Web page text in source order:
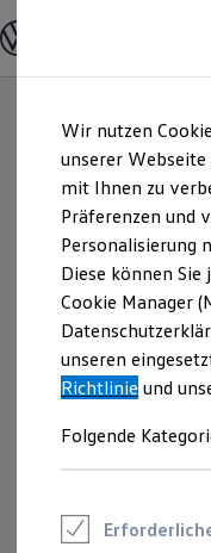
Hauptinhalt
springen
Footer
springen
Modelle und
Modelle
Elektroautos
ENERGY
SUV und CUV
Familienautos
Kombis
Sportwagen
Schnell verfügbare
Angebote und
Aktuelle
E-Auto-
Volkswagen
Junge
Wir nutzen
unserer
mit Ihnen zu
Präferenzen und
Personalisierung
Diese können
Cookie Manager
unseren
Richtlinie und
Folgende